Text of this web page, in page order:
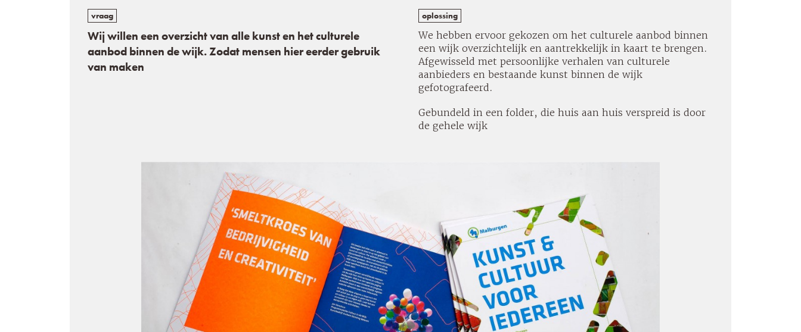
vraag
Wij willen een overzicht van alle kunst en het culturele
aanbod binnen de wijk. Zodat mensen hier eerder gebruik
van maken
oplossing
We hebben ervoor gekozen om het culturele aanbod binnen
een wijk overzichtelijk en aantrekkelijk in kaart te brengen.
Afgewisseld met persoonlijke verhalen van culturele
aanbieders en bestaande kunst binnen de wijk
gefotografeerd.
Gebundeld in een folder, die huis aan huis verspreid is door
de gehele wijk